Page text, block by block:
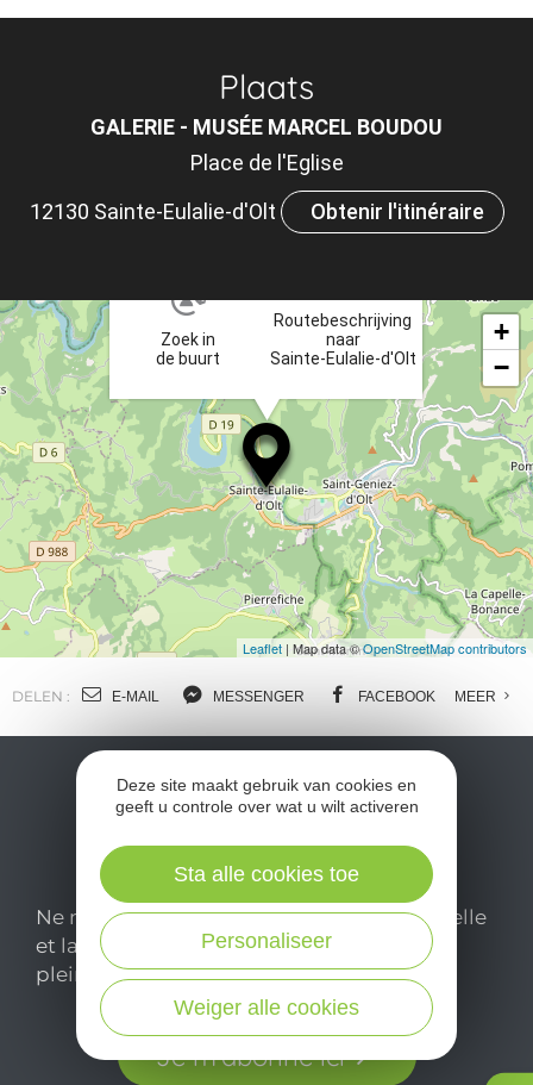
et
Plaats
GALERIE - MUSÉE MARCEL BOUDOU
Place de l'Eglise
12130 Sainte-Eulalie-d'Olt
Obtenir l'itinéraire
Zoek in
de buurt
Routebeschrijving
naar
Sainte-Eulalie-d'Olt
×
+
−
Leaflet | Map data ©OpenStreetMap contributors
DELEN : E-MAIL MESSENGER FACEBOOK MEER
Ne manquez pas notre newsletter mensuelle
et laissez-vous inspirer pour profiter
pleinement de votre séjour en Aveyron.
Je m'abonne ici
Deze site maakt gebruik van cookies en
geeft u controle over wat u wilt activeren
Weiger alle cookies
Personaliseer
Sta alle cookies toe